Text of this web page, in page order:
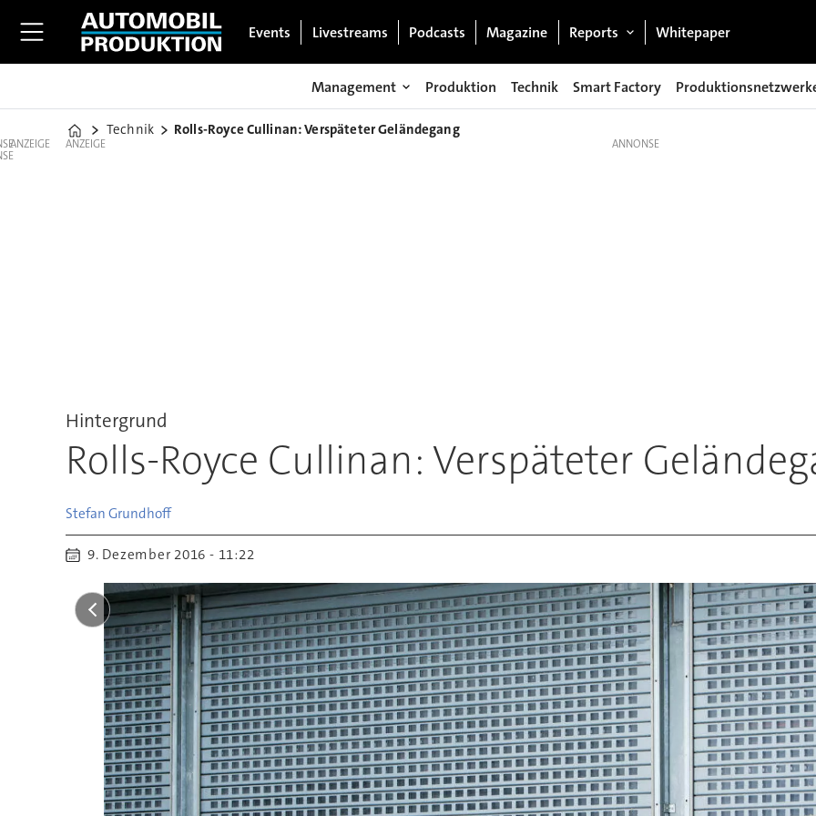
Events Livestreams Podcasts Magazine Reports Whitepaper
Management Produktion Technik Smart Factory
Home
Technik Rolls-Royce Cullinan: Verspäteter Geländegang
ANZEIGE ANZEIGE
Hintergrund
Rolls-Royce Cullinan: Verspäteter
Stefan Grundhoff
9. Dezember 2016 - 11:22